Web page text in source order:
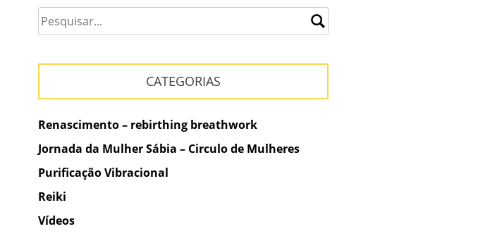
CATEGORIAS
Renascimento – rebirthing breathwork
Jornada da Mulher Sábia – Circulo de Mulheres
Purificação Vibracional
Reiki
Vídeos